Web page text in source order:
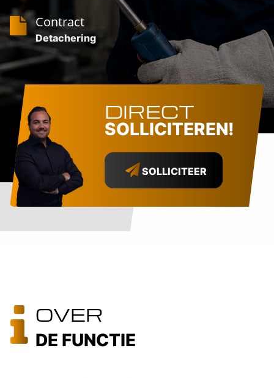
Contract
Detachering
DIRECT
SOLLICITEREN!
SOLLICITEER
OVER
DE FUNCTIE